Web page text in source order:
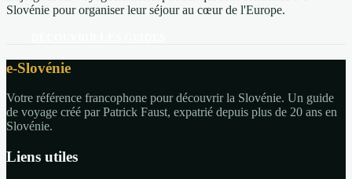
Slovénie pour organiser leur séjour au cœur de l'Europe.
e-Slovénie
Votre référence francophone pour découvrir la Slovénie. Un guide
de voyage créé par Patrick Faust, expatrié depuis plus de 20 ans en
Slovénie.
Liens utiles